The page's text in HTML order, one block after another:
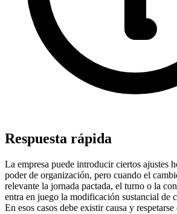
Respuesta rápida
La empresa puede introducir ciertos ajustes
poder de organización, pero cuando el
relevante la jornada pactada, el turno o la
entra en juego la modificación sustancial de
En esos casos debe existir causa y